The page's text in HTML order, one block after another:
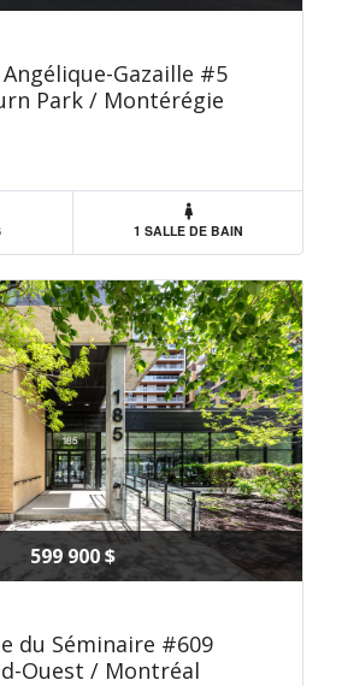
Angélique-Gazaille #5
Park / Montérégie
1 SALLE DE BAIN
599 900 $
du Séminaire #609
Ouest / Montréal